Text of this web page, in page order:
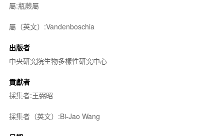
屬:瓶蕨屬
屬（英文）:Vandenboschia
出版者
中央研究院生物多樣性研究中心
貢獻者
採集者:王弼昭
採集者（英文）:Bi-Jao Wang